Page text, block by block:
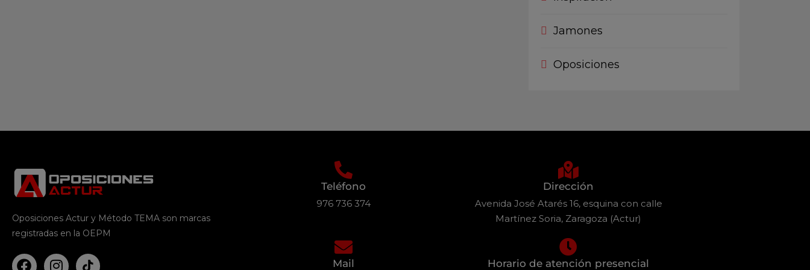
Jamones
Oposiciones
Oposiciones Actur y Método TEMA son marcas
registradas en la OEPM
Teléfono
976 736 374
Mail
Dirección
Avenida José Atarés 16, esquina con calle
Martínez Soria, Zaragoza (Actur)
Horario de atención presencial